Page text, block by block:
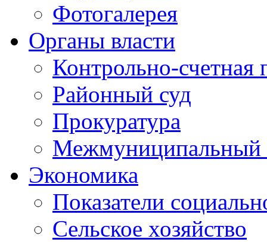
Фотогалерея
Органы власти
Контрольно-счетная
Районный суд
Прокуратура
Межмуниципальный
Экономика
Показатели
Сельское хозяйство